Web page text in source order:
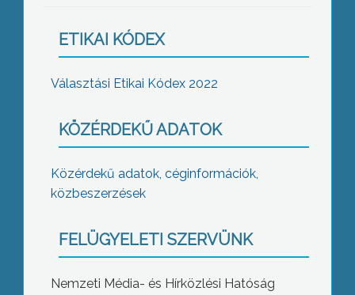
ETIKAI KÓDEX
Választási Etikai Kódex 2022
KÖZÉRDEKŰ ADATOK
Közérdekű adatok, céginformációk,
közbeszerzések
FELÜGYELETI SZERVÜNK
Nemzeti Média- és Hírközlési Hatóság